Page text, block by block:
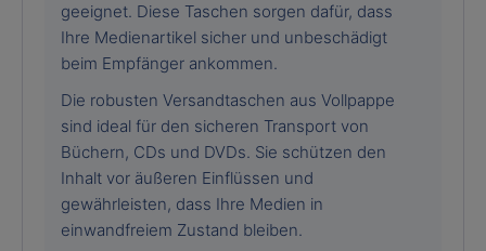
geeignet. Diese Taschen sorgen dafür, dass
Ihre Medienartikel sicher und unbeschädigt
beim Empfänger ankommen.
Die robusten Versandtaschen aus Vollpappe
sind ideal für den sicheren Transport von
Büchern, CDs und DVDs. Sie schützen den
Inhalt vor äußeren Einflüssen und
gewährleisten, dass Ihre Medien in
einwandfreiem Zustand bleiben.